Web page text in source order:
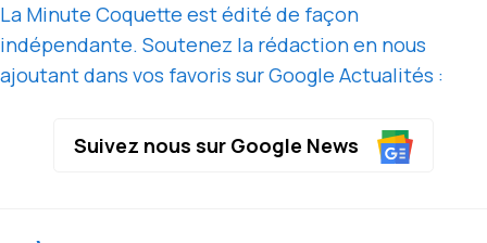
La Minute Coquette est édité de façon
indépendante. Soutenez la rédaction en nous
ajoutant dans vos favoris sur Google Actualités :
Suivez nous sur Google News